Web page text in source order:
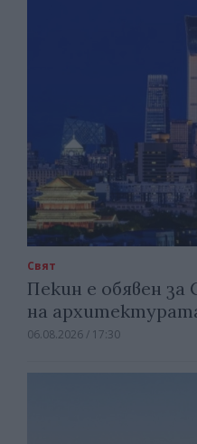
Свят
Пекин е обявен
на
06.08.2026 / 17:30